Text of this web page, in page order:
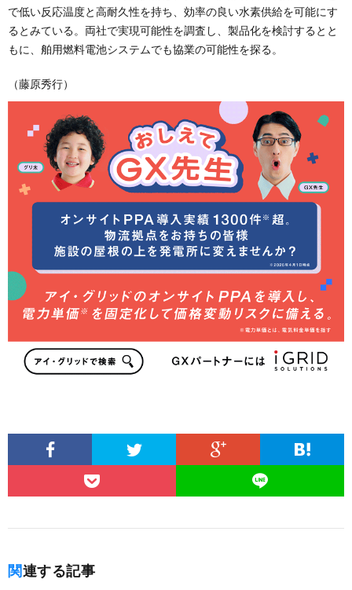
で低い反応温度と高耐久性を持ち、効率の良い水素供給を可能にす
るとみている。両社で実現可能性を調査し、製品化を検討するとと
もに、舶用燃料電池システムでも協業の可能性を探る。
（藤原秀行）
関連する記事